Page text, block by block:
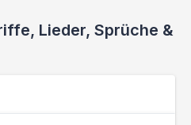
Lieder, Sprüche &